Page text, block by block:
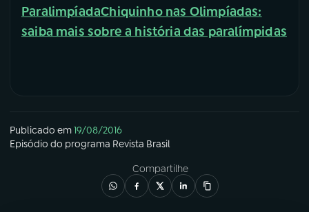
ParalimpíadaChiquinho nas Olimpíadas:
saiba mais sobre a história das paralímpidas
Publicado em19/08/2016
Episódio do programa Revista Brasil
Compartilhe